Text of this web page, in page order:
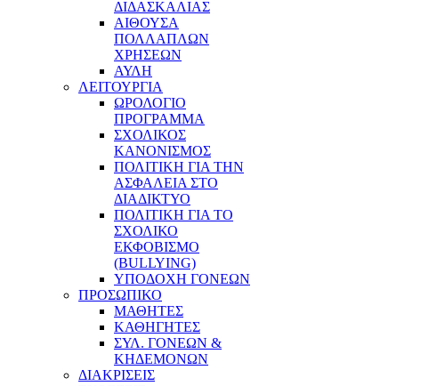
ΔΙΔΑΣΚΑΛΙΑΣ
ΑΙΘΟΥΣΑ
ΠΟΛΛΑΠΛΩΝ
ΧΡΗΣΕΩΝ
ΑΥΛΗ
ΛΕΙΤΟΥΡΓΙΑ
ΩΡΟΛΟΓΙΟ
ΠΡΟΓΡΑΜΜΑ
ΣΧΟΛΙΚΟΣ
ΚΑΝΟΝΙΣΜΟΣ
ΠΟΛΙΤΙΚΗ ΓΙΑ ΤΗΝ
ΑΣΦΑΛΕΙΑ ΣΤΟ
ΔΙΑΔΙΚΤΥΟ
ΠΟΛΙΤΙΚΗ ΓΙΑ ΤΟ
ΣΧΟΛΙΚΟ
ΕΚΦΟΒΙΣΜΟ
(BULLYING)
ΥΠΟΔΟΧΗ ΓΟΝΕΩΝ
ΠΡΟΣΩΠΙΚΟ
ΜΑΘΗΤΕΣ
ΚΑΘΗΓΗΤΕΣ
ΣΥΛ. ΓΟΝΕΩΝ &
ΚΗΔΕΜΟΝΩΝ
ΔΙΑΚΡΙΣΕΙΣ